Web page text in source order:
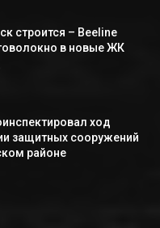
строится – Beeline
в новые ЖК
ход
защитных сооружений
районе